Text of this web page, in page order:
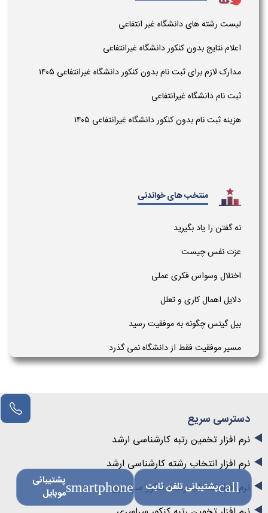
لیست رشته های دانشگاه غیر انتفاعی
اعلام نتایج بدون کنکور دانشگاه غیرانتفاعی
مدارک لازم برای ثبت نام بدون کنکور دانشگاه غیرانتفاعی ۱۴۰۵
ثبت نام دانشگاه غیرانتفاعی
هزینه ثبت نام بدون کنکور دانشگاه غیرانتفاعی ۱۴۰۵
منتخب های خواندنی
نه گفتن را یاد بگیرید
عزت نفس چیست
اختلال وسواس فکری عملی
دلایل اهمال کاری و تعلل
بیل گیتس چگونه به موفقیت رسید
مسیر موفقیت فقط از دانشگاه نمی گذرد
دسترسی سریع
نرم افزار تخمین رتبه کارشناسی ارشد
نرم افزار انتخاب رشته کارشناسی ارشد
نرم افزار انتخاب رشته کنکور سراسری
callپشتیبانی تلفن ثابت smartphoneپشتیبانی
موبایل